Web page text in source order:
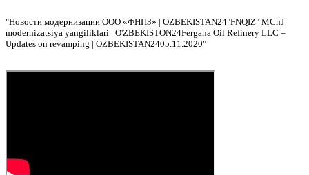
"Новости модернизации ООО «ФНПЗ» | OZBEKISTAN24"FNQIZ" MChJ
modernizatsiya yangiliklari | O'ZBEKISTON24Fergana Oil Refinery LLC –
Updates on revamping | OZBEKISTAN2405.11.2020"